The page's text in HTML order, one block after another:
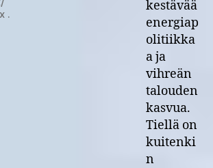
.
kestävää
energiap
olitiikka
a ja
vihreän
talouden
kasvua.
Tiellä on
kuitenki
n